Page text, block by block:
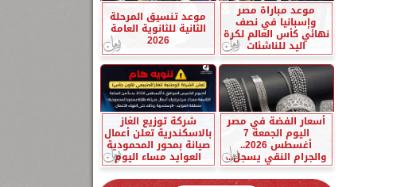
موعد مباراة مصر
وإسبانيا في نصف
نهائي كأس العالم لكرة
اليد للناشئات
موعد تنسيق المرحلة
الثانية للثانوية العامة
2026
أسعار الفضة في مصر
اليوم الجمعة 7
أغسطس 2026..
والجرام النقي يسجل...
شركة توزيع الغاز
بالاسكندرية تعلن أعمال
صيانة بمحور المحمودية
العوايد مساء اليوم